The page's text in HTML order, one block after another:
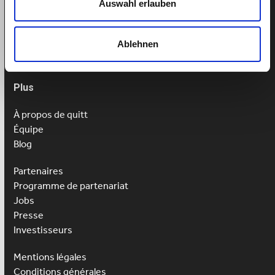
Auswahl erlauben
Ablehnen
Lu-Ve: 9h-13h
Plus
À propos de quitt
Équipe
Blog
Partenaires
Programme de partenariat
Jobs
Presse
Investisseurs
Mentions légales
Conditions générales